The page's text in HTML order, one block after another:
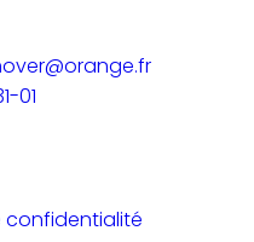
01
confidentialité